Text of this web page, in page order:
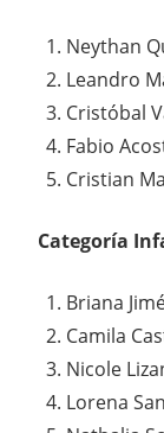
Neythan
Leandro
Cristóbal
Fabio
Cristian
Categoría
Briana
Camila
Nicole
Lorena